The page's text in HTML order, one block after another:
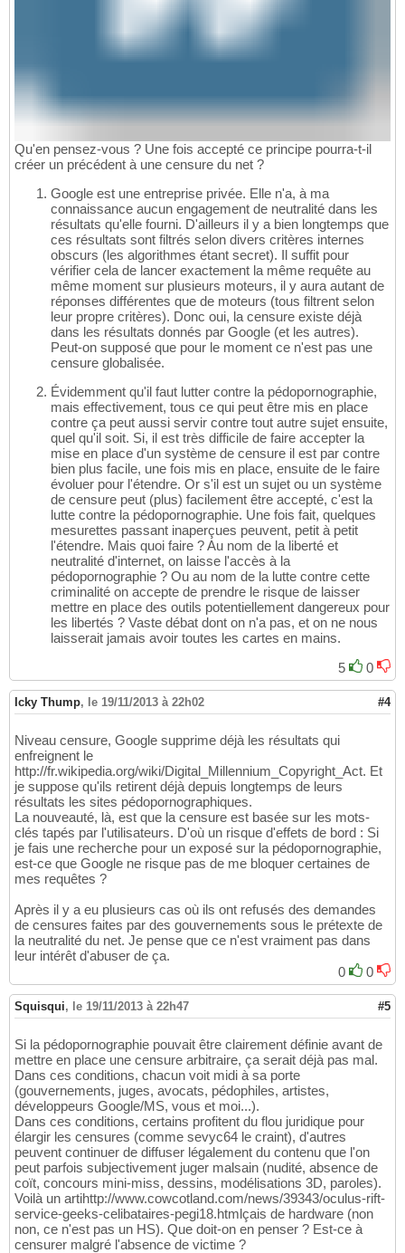
Qu'en pensez-vous ? Une fois accepté ce principe pourra-t-il
créer un précédent à une censure du net ?
Google est une entreprise privée. Elle n'a, à ma
connaissance aucun engagement de neutralité dans les
résultats qu'elle fourni. D'ailleurs il y a bien longtemps que
ces résultats sont filtrés selon divers critères internes
obscurs (les algorithmes étant secret). Il suffit pour
vérifier cela de lancer exactement la même requête au
même moment sur plusieurs moteurs, il y aura autant de
réponses différentes que de moteurs (tous filtrent selon
leur propre critères). Donc oui, la censure existe déjà
dans les résultats donnés par Google (et les autres).
Peut-on supposé que pour le moment ce n'est pas une
censure globalisée.
Évidemment qu'il faut lutter contre la pédopornographie,
mais effectivement, tous ce qui peut être mis en place
contre ça peut aussi servir contre tout autre sujet ensuite,
quel qu'il soit. Si, il est très difficile de faire accepter la
mise en place d'un système de censure il est par contre
bien plus facile, une fois mis en place, ensuite de le faire
évoluer pour l'étendre. Or s'il est un sujet ou un système
de censure peut (plus) facilement être accepté, c'est la
lutte contre la pédopornographie. Une fois fait, quelques
mesurettes passant inaperçues peuvent, petit à petit
l'étendre. Mais quoi faire ? Au nom de la liberté et
neutralité d'internet, on laisse l'accès à la
pédopornographie ? Ou au nom de la lutte contre cette
criminalité on accepte de prendre le risque de laisser
mettre en place des outils potentiellement dangereux pour
les libertés ? Vaste débat dont on n'a pas, et on ne nous
laisserait jamais avoir toutes les cartes en mains.
5
0
Icky Thump, le 19/11/2013 à 22h02 #4
Niveau censure, Google supprime déjà les résultats qui
enfreignent le
http://fr.wikipedia.org/wiki/Digital_Millennium_Copyright_Act. Et
je suppose qu'ils retirent déjà depuis longtemps de leurs
résultats les sites pédopornographiques.
La nouveauté, là, est que la censure est basée sur les mots-
clés tapés par l'utilisateurs. D'où un risque d'effets de bord : Si
je fais une recherche pour un exposé sur la pédopornographie,
est-ce que Google ne risque pas de me bloquer certaines de
mes requêtes ?
Après il y a eu plusieurs cas où ils ont refusés des demandes
de censures faites par des gouvernements sous le prétexte de
la neutralité du net. Je pense que ce n'est vraiment pas dans
leur intérêt d'abuser de ça.
0
0
Squisqui, le 19/11/2013 à 22h47 #5
Si la pédopornographie pouvait être clairement définie avant de
mettre en place une censure arbitraire, ça serait déjà pas mal.
Dans ces conditions, chacun voit midi à sa porte
(gouvernements, juges, avocats, pédophiles, artistes,
développeurs Google/MS, vous et moi...).
Dans ces conditions, certains profitent du flou juridique pour
élargir les censures (comme sevyc64 le craint), d'autres
peuvent continuer de diffuser légalement du contenu que l'on
peut parfois subjectivement juger malsain (nudité, absence de
coït, concours mini-miss, dessins, modélisations 3D, paroles).
Voilà un artihttp://www.cowcotland.com/news/39343/oculus-rift-
service-geeks-celibataires-pegi18.htmlçais de hardware (non
non, ce n'est pas un HS). Que doit-on en penser ? Est-ce à
censurer malgré l'absence de victime ?